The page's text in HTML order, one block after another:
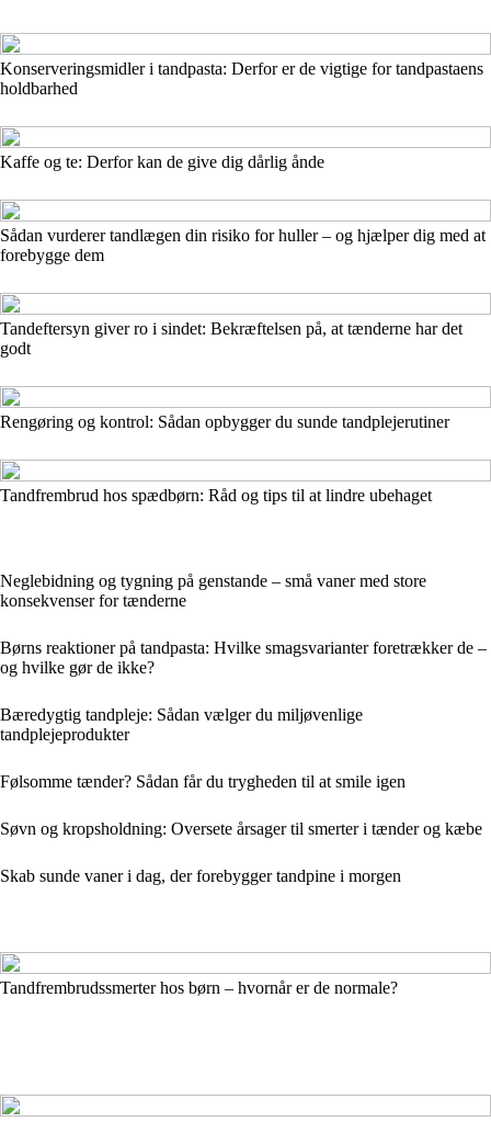
Konserveringsmidler i tandpasta: Derfor er de vigtige for tandpastaens
holdbarhed
Kaffe og te: Derfor kan de give dig dårlig ånde
Sådan vurderer tandlægen din risiko for huller – og hjælper dig med at
forebygge dem
Tandeftersyn giver ro i sindet: Bekræftelsen på, at tænderne har det
godt
Rengøring og kontrol: Sådan opbygger du sunde tandplejerutiner
Tandfrembrud hos spædbørn: Råd og tips til at lindre ubehaget
Neglebidning og tygning på genstande – små vaner med store
konsekvenser for tænderne
Børns reaktioner på tandpasta: Hvilke smagsvarianter foretrækker de –
og hvilke gør de ikke?
Bæredygtig tandpleje: Sådan vælger du miljøvenlige
tandplejeprodukter
Følsomme tænder? Sådan får du trygheden til at smile igen
Søvn og kropsholdning: Oversete årsager til smerter i tænder og kæbe
Skab sunde vaner i dag, der forebygger tandpine i morgen
Tandfrembrudssmerter hos børn – hvornår er de normale?